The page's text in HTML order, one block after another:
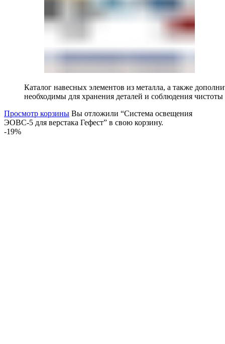
Каталог навесных элементов из металла, а также
необходимы для хранения деталей и соблюдения чистоты
Просмотр корзины Вы отложили “Система освещения
ЭОВС-5 для верстака Гефест” в свою корзину.
-19%